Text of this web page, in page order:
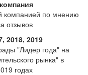
компанией по мнению
отзывов
2018, 2019
"Лидер года" на
рынка" в
годах